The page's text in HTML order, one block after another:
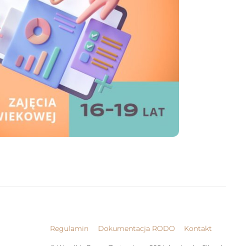
Regulamin Dokumentacja RODO Kontakt